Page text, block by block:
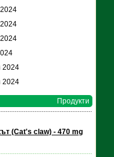
2024
2024
Продукти
(Cat's claw) - 470 mg